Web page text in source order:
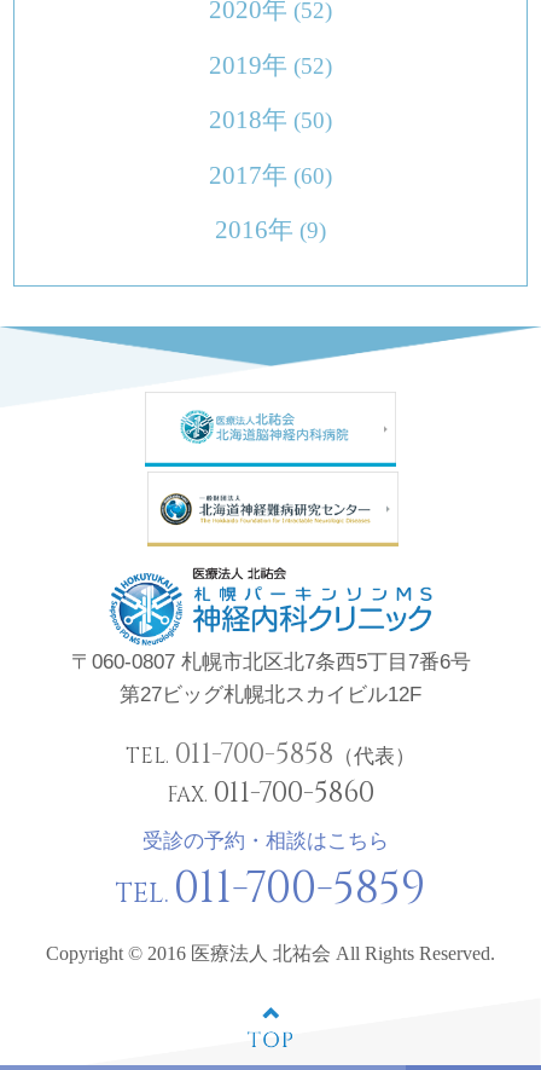
2020年 (52)
2019年 (52)
2018年 (50)
2017年 (60)
2016年 (9)
〒060-0807 札幌市北区北7条西5丁目7番6号
第27ビッグ札幌北スカイビル12F
TEL. 011-700-5858 （代表）
FAX. 011-700-5860
受診の予約・相談はこちら
TEL. 011-700-5859
Copyright © 2016 医療法人 北祐会 All Rights Reserved.